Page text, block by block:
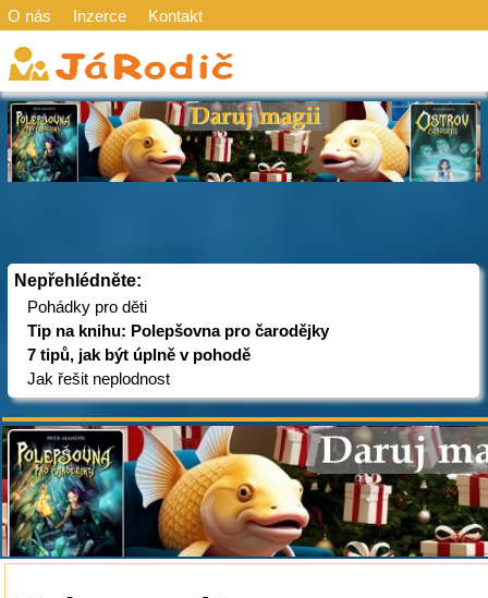
O nás Inzerce Kontakt
Nepřehlédněte:
Pohádky pro děti
Tip na knihu: Polepšovna pro čarodějky
7 tipů, jak být úplně v pohodě
Jak řešit neplodnost